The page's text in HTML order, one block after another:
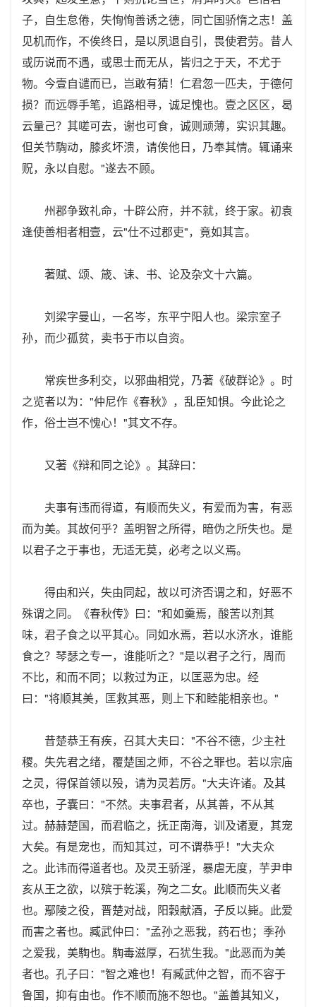
子，自生怠倦，失恂恂善诱之德，同亡国骄惰之志！盖
见机而作，不俟终日，是以夙退自引，畏使君劳。昔人
或历说而不遇，或思士而无从，皆归之于天，不尤于
物。今壹自谴而已，岂敢有猜！仁君忽一匹夫，于德何
损？而远辱手笔，追路相寻，诚足愧也。壹之区区，曷
云量己？其嗟可去，谢也可食，诚则顽薄，实识其趣。
但关节騊动，膝炙坏溃，请俟他日，乃奉其情。辄诵来
贶，永以自慰。"遂去不顾。
州郡争致礼命，十辟公府，并不就，终于家。初袁
逢使善相者相壹，云"仕不过郡吏"，竟如其言。
著赋、颂、箴、诔、书、论及杂文十六篇。
刘梁字曼山，一名岑，东平宁阳人也。梁宗室子
孙，而少孤贫，卖书于市以自资。
常疾世多利交，以邪曲相党，乃著《破群论》。时
之览者以为："仲尼作《春秋》，乱臣知惧。今此论之
作，俗士岂不愧心！"其文不存。
又著《辩和同之论》。其辞曰：
夫事有违而得道，有顺而失义，有爱而为害，有恶
而为美。其故何乎？盖明智之所得，暗伪之所失也。是
以君子之于事也，无适无莫，必考之以义焉。
得由和兴，失由同起，故以可济否谓之和，好恶不
殊谓之同。《春秋传》曰："和如羹焉，酸苦以剂其
味，君子食之以平其心。同如水焉，若以水济水，谁能
食之？琴瑟之专一，谁能听之？"是以君子之行，周而
不比，和而不同；以救过为正，以匡恶为忠。经
曰："将顺其美，匡救其恶，则上下和睦能相亲也。"
昔楚恭王有疾，召其大夫曰："不谷不德，少主社
稷。失先君之绪，覆楚国之师，不谷之罪也。若以宗庙
之灵，得保首领以殁，请为灵若厉。"大夫许诸。及其
卒也，子囊曰："不然。夫事君者，从其善，不从其
过。赫赫楚国，而君临之，抚正南海，训及诸夏，其宠
大矣。有是宠也，而知其过，可不谓恭乎！"大夫众
之。此讳而得道者也。及灵王骄淫，暴虐无度，芋尹申
亥从王之欲，以殡于乾溪，殉之二女。此顺而失义者
也。鄢陵之役，晋楚对战，阳穀献酒，子反以毙。此爱
而害之者也。臧武仲曰："孟孙之恶我，药石也；季孙
之爱我，美騊也。騊毒滋厚，石犹生我。"此恶而为美
者也。孔子曰："智之难也！有臧武仲之智，而不容于
鲁国，抑有由也。作不顺而施不恕也。"盖善其知义，